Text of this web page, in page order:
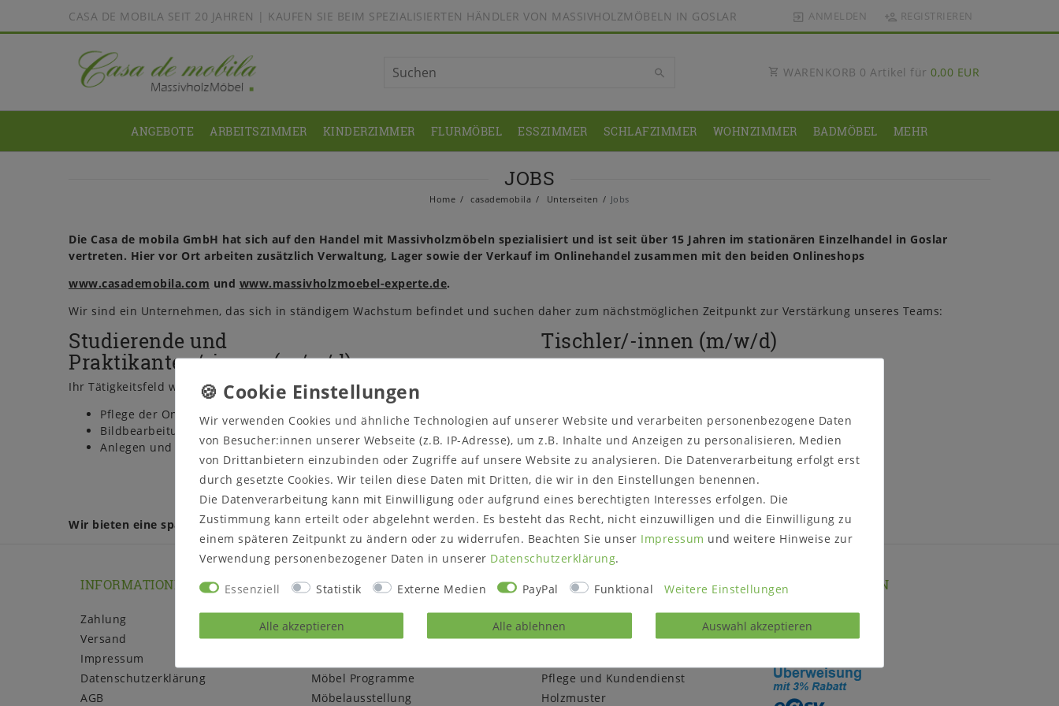
CASA DE MOBILA SEIT 20 JAHREN | KAUFEN SIE BEIM SPEZIALISIERTEN HÄNDLER VON MASSIVHOLZMÖBELN IN GOSLAR ANMELDEN REGISTRIEREN
WARENKORB 0 Artikel für 0,00 EUR
ANGEBOTE ARBEITSZIMMER KINDERZIMMER FLURMÖBEL ESSZIMMER SCHLAFZIMMER WOHNZIMMER BADMÖBEL MEHR
JOBS
Home casademobila Unterseiten Jobs
Die Casa de mobila GmbH hat sich auf den Handel mit Massivholzmöbeln spezialisiert und ist seit über 15 Jahren im stationären Einzelhandel in Goslar
vertreten. Hier vor Ort arbeiten zusätzlich Verwaltung, Lager sowie der Verkauf im Onlinehandel zusammen mit den beiden Onlineshops
www.casademobila.com und www.massivholzmoebel-experte.de.
Wir sind ein Unternehmen, das sich in ständigem Wachstum befindet und suchen daher zum nächstmöglichen Zeitpunkt zur Verstärkung unseres Teams:
Studierende und
Praktikanten/-innen (m/w/d)
Ihr Tätigkeitsfeld wird folgende Aufgaben beinhalten:
Pflege der Onlineshops
Bildbearbeitung
Anlegen und Bearbeiten von Artikeln
Tischler/-innen (m/w/d)
Wir bieten eine spannende Herausforderung mit abwechslungsreichen Arbeiten in einem dynamisch wachsenden Unternehmen.
INFORMATIONEN
Zahlung
Versand
Impressum
Daten­schutz­erklärung
AGB
CASA DE MOBILA
Über uns
Jobs
Möbel Programme
Möbelausstellung
WISSENSWERTES & HILFE
Massivholzmöbel Wiki
Massivholzarten
Pflege und Kundendienst
Holzmuster
ZAHLUNGSARTEN
Wir verwenden Cookies und ähnliche Technologien auf unserer Website und verarbeiten personenbezogene Daten
von Besucher:innen unserer Webseite (z.B. IP-Adresse), um z.B. Inhalte und Anzeigen zu personalisieren, Medien
von Drittanbietern einzubinden oder Zugriffe auf unsere Website zu analysieren. Die Datenverarbeitung erfolgt erst
durch gesetzte Cookies. Wir teilen diese Daten mit Dritten, die wir in den Einstellungen benennen.
Die Datenverarbeitung kann mit Einwilligung oder aufgrund eines berechtigten Interesses erfolgen. Die
Zustimmung kann erteilt oder abgelehnt werden. Es besteht das Recht, nicht einzuwilligen und die Einwilligung zu
einem späteren Zeitpunkt zu ändern oder zu widerrufen. Beachten Sie unser Impressum und weitere Hinweise zur
Verwendung personenbezogener Daten in unserer Daten­schutz­erklärung.
Essenziell Statistik Externe Medien PayPal Funktional Weitere Einstellungen
Alle akzeptieren Alle ablehnen Auswahl akzeptieren